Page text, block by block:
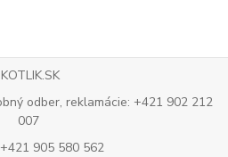
IKOTLIK.SK
odber, reklamácie: +421 902 212
007
905 580 562